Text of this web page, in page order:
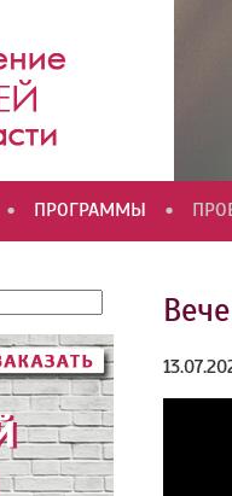
• ПРОГРАММЫ •